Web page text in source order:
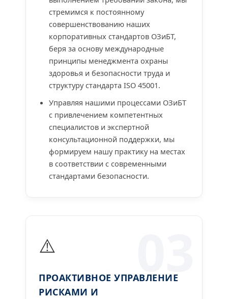
стремимся к постоянному
совершенствованию наших
корпоративных стандартов ОЗиБТ,
беря за основу международные
принципы менеджмента охраны
здоровья и безопасности труда и
структуру стандарта ISO 45001.
Управляя нашими процессами ОЗиБТ
с привлечением компетентных
специалистов и экспертной
консультационной поддержки, мы
формируем нашу практику на местах
в соответствии с современными
стандартами безопасности.
⚠️
ПРОАКТИВНОЕ УПРАВЛЕНИЕ
РИСКАМИ И